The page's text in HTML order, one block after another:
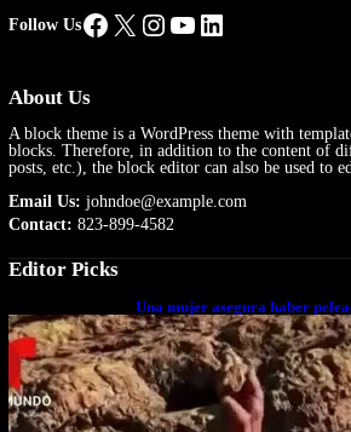
Follow UsFacebook
X Instagram
YouTube
LinkedIn
About Us
A block theme is a WordPress theme with
blocks. Therefore, in addition to the content of
posts, etc.), the block editor can also be used to
Email Us: johndoe@example.com
Contact: 823-899-4582
Editor Picks
Una mujer asegura haber
cuerpo a cuerpo